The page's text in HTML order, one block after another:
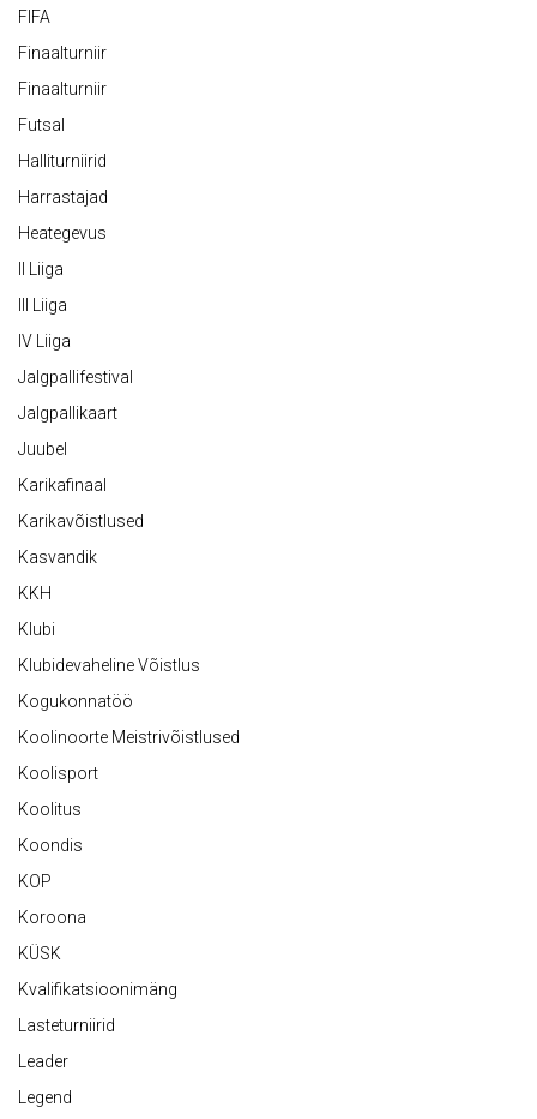
FIFA
Finaalturniir
Finaalturniir
Futsal
Halliturniirid
Harrastajad
Heategevus
II Liiga
III Liiga
IV Liiga
Jalgpallifestival
Jalgpallikaart
Juubel
Karikafinaal
Karikavõistlused
Kasvandik
KKH
Klubi
Klubidevaheline Võistlus
Kogukonnatöö
Koolinoorte Meistrivõistlused
Koolisport
Koolitus
Koondis
KOP
Koroona
KÜSK
Kvalifikatsioonimäng
Lasteturniirid
Leader
Legend